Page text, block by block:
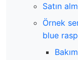
Satın
Örnek
blue